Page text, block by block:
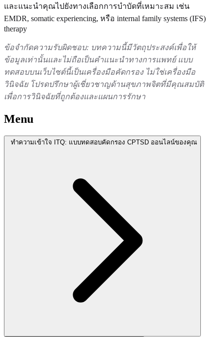
และแนะนำคุณไปยังทางเลือกการบำบัดที่เหมาะสม เช่น
EMDR, somatic experiencing, หรือ internal family systems (IFS)
therapy
ข้อจำกัดความรับผิดชอบ: บทความนี้มีวัตถุประสงค์เพื่อให้
ข้อมูลเท่านั้นและไม่ถือเป็นคำแนะนำทางการแพทย์ แบบ
ทดสอบบนเว็บไซต์นี้เป็นเครื่องมือคัดกรอง ไม่ใช่เครื่องมือ
วินิจฉัย โปรดปรึกษาผู้เชี่ยวชาญด้านสุขภาพจิตที่มีคุณสมบัติ
เพื่อการวินิจฉัยที่ถูกต้องและแผนการรักษา
Menu
ทำความเข้าใจ ITQ: แบบทดสอบคัดกรอง CPTSD ออนไลน์ของคุณ